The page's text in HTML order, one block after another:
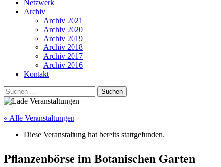
Netzwerk
Archiv
Archiv 2021
Archiv 2020
Archiv 2019
Archiv 2018
Archiv 2017
Archiv 2016
Kontakt
Suchen
nach:
« Alle Veranstaltungen
Diese Veranstaltung hat bereits stattgefunden.
Pflanzenbörse im Botanischen Garten